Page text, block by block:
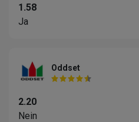
1.58
Ja
Oddset
2.20
Nein